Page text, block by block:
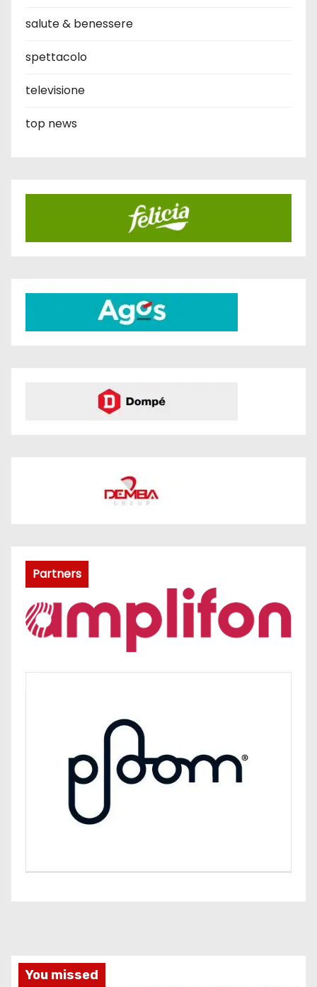
salute & benessere
spettacolo
televisione
top news
Partners
You missed